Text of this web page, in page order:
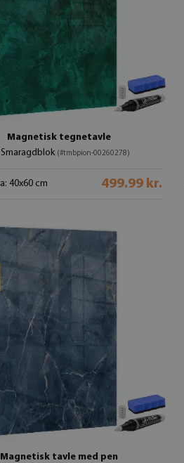
Magnetisk tegnetavle
(#tmbpion-00260278)
40x60 cm 499.99 kr.
Magnetisk tavle med pen